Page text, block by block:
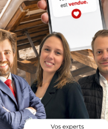
lumineux en
durée est calculée
grandes baies
contraire, il est
de petite